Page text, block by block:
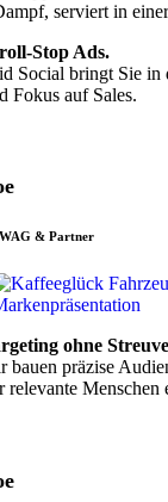
Stop Ads.
Social bringt Sie in
Fokus auf Sales.
& Partner
ohne
bauen präzise
relevante Menschen